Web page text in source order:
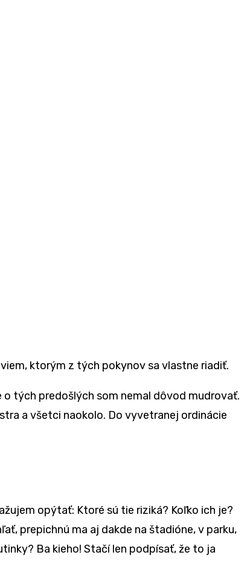
viem, ktorým z tých pokynov sa vlastne riadiť.
tých predošlých som nemal dôvod mudrovať.
a všetci naokolo. Do vyvetranej ordinácie
opýtať: Ktoré sú tie riziká? Koľko ich je?
prepichnú ma aj dakde na štadióne, v parku,
Ba kieho! Stačí len podpísať, že to ja